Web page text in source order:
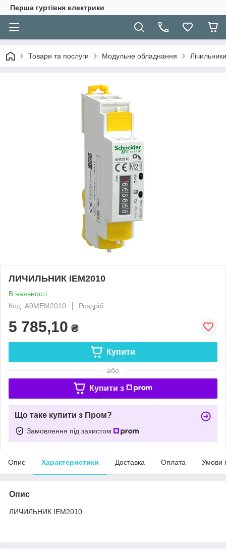
Перша гуртівня електрики
Товари та послуги Модульне обладнання
ЛИЧИЛЬНИК IEM2010
В наявності
Код: A9MEM2010
Роздріб
5 785,10 ₴
Купити
або
Купити з
Що таке купити з Пром?
Замовлення під захистом
Опис Характеристики Доставка Оплата Умови
Опис
ЛИЧИЛЬНИК IEM2010